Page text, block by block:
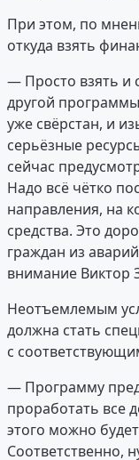
При этом, по
откуда взять
— Просто взять и
другой
уже свёрстан, и
серьёзные
сейчас
Надо всё чётко
направления, на
средства. Это
граждан из
внимание Виктор
Неотъемлемым
должна стать
с
— Программу
проработать все
этого можно
Соответственно,